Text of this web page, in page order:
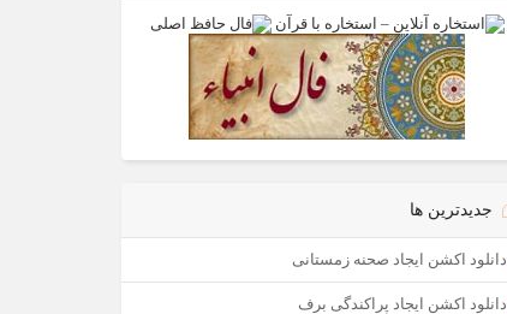
جدیدترین ها
دانلود اکشن ایجاد صحنه زمستانی
دانلود اکشن ایجاد پراکندگی برف